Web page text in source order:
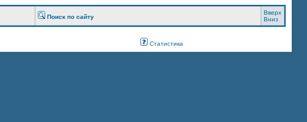
Поиск по сайту
Вверх
Вниз
Статистика